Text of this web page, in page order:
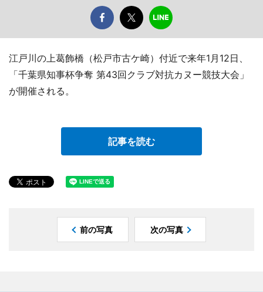
江戸川の上葛飾橋（松戸市古ケ崎）付近で来年1月12日、
「千葉県知事杯争奪 第43回クラブ対抗カヌー競技大会」
が開催される。
記事を読む
前の写真 次の写真